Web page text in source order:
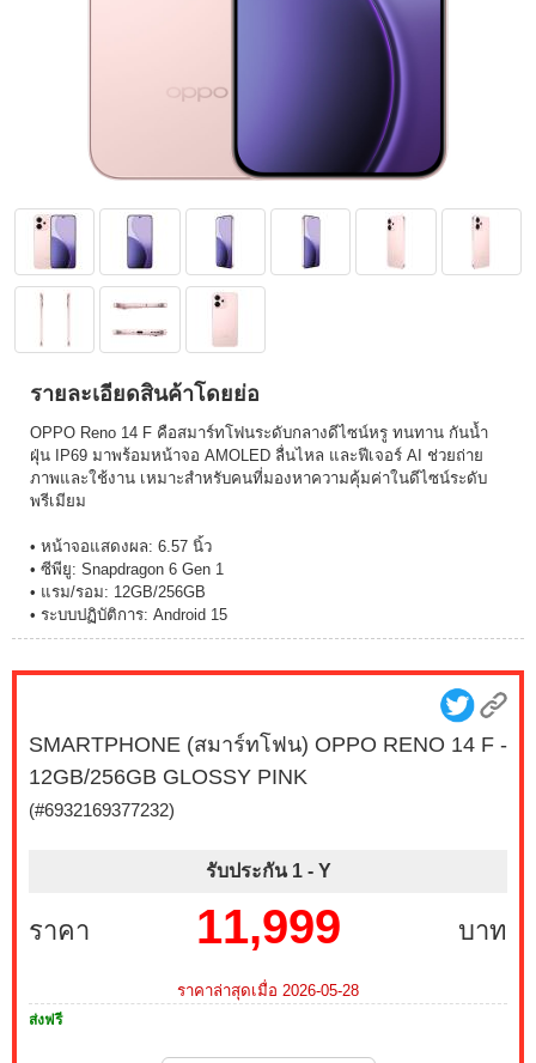
รายละเอียดสินค้าโดยย่อ
OPPO Reno 14 F คือสมาร์ทโฟนระดับกลางดีไซน์หรู ทนทาน กันน้ำ
ฝุ่น IP69 มาพร้อมหน้าจอ AMOLED ลื่นไหล และฟีเจอร์ AI ช่วยถ่าย
ภาพและใช้งาน เหมาะสำหรับคนที่มองหาความคุ้มค่าในดีไซน์ระดับ
พรีเมียม
• หน้าจอแสดงผล: 6.57 นิ้ว
• ซีพียู: Snapdragon 6 Gen 1
• แรม/รอม: 12GB/256GB
• ระบบปฏิบัติการ: Android 15
SMARTPHONE (สมาร์ทโฟน) OPPO RENO 14 F -
12GB/256GB GLOSSY PINK
(#6932169377232)
รับประกัน 1 - Y
ราคา บาท
11,999
ราคาล่าสุดเมื่อ 2026-05-28
ส่งฟรี